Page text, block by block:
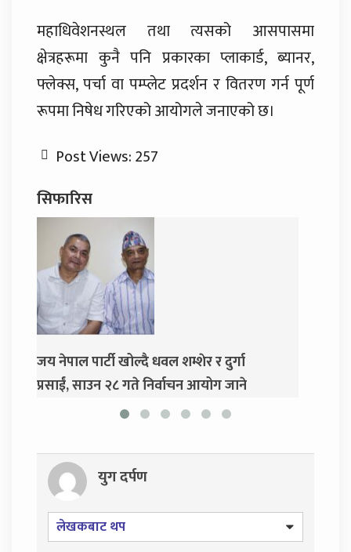
महाधिवेशनस्थल तथा त्यसको आसपासमा
क्षेत्रहरूमा कुनै पनि प्रकारका प्लाकार्ड, ब्यानर,
फ्लेक्स, पर्चा वा पम्प्लेट प्रदर्शन र वितरण गर्न पूर्ण
रूपमा निषेध गरिएको आयोगले जनाएको छ।
Post Views:257
सिफारिस
शम्शेर र दुर्गा
आयोग जाने
दुर्गा प्रसाईंलाई रिहा गर्न
युग दर्पण
लेखकबाट थप